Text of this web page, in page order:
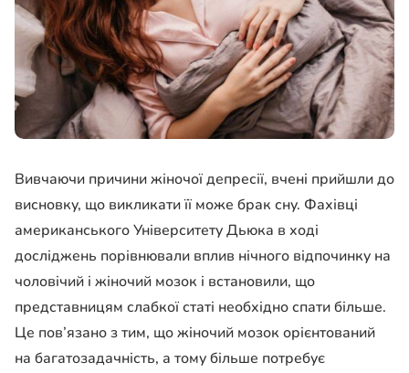
Вивчаючи причини жіночої депресії, вчені прийшли до
висновку, що викликати її може брак сну. Фахівці
американського Університету Дьюка в ході
досліджень порівнювали вплив нічного відпочинку на
чоловічий і жіночий мозок і встановили, що
представницям слабкої статі необхідно спати більше.
Це пов’язано з тим, що жіночий мозок орієнтований
на багатозадачність, а тому більше потребує